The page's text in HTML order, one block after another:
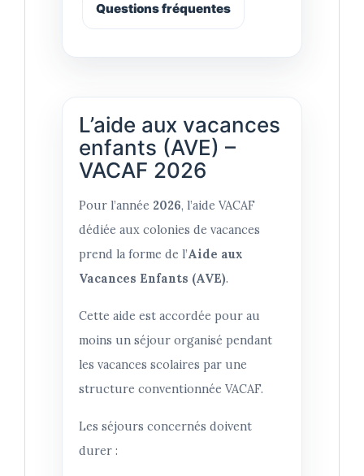
Questions fréquentes
L’aide aux vacances
enfants (AVE) –
VACAF 2026
Pour l’année 2026, l’aide VACAF
dédiée aux colonies de vacances
prend la forme de l’Aide aux
Vacances Enfants (AVE).
Cette aide est accordée pour au
moins un séjour organisé pendant
les vacances scolaires par une
structure conventionnée VACAF.
Les séjours concernés doivent
durer :